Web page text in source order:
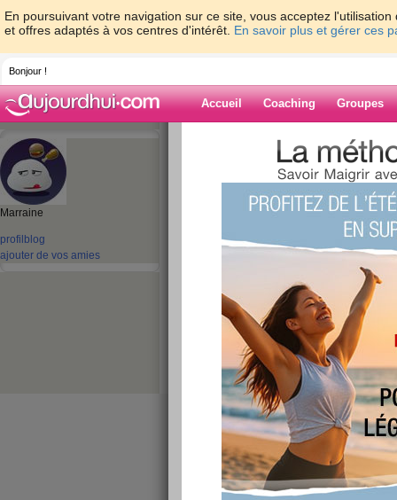
En poursuivant votre navigation sur ce site, vous acceptez
et offres adaptés à vos centres d'intérêt. En savoir plus et gérer ces
Bonjour !
Accueil Coaching Groupes
Marraine
profil blog
ajouter de vos amies
>
Blog de
‹ Préc. 1 2 3 4 5
DIMANCHE DE
publié le 07/04/2012 à 20:06
Juste pour me donner